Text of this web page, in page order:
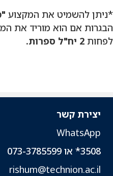
*ניתן להשמיט את המקצוע
הבגרות אם הוא מוריד את
לפחות 2 יח"ל ספרות.
יצירת קשר
WhatsApp
3508* או 073-3785599
rishum@technion.ac.il